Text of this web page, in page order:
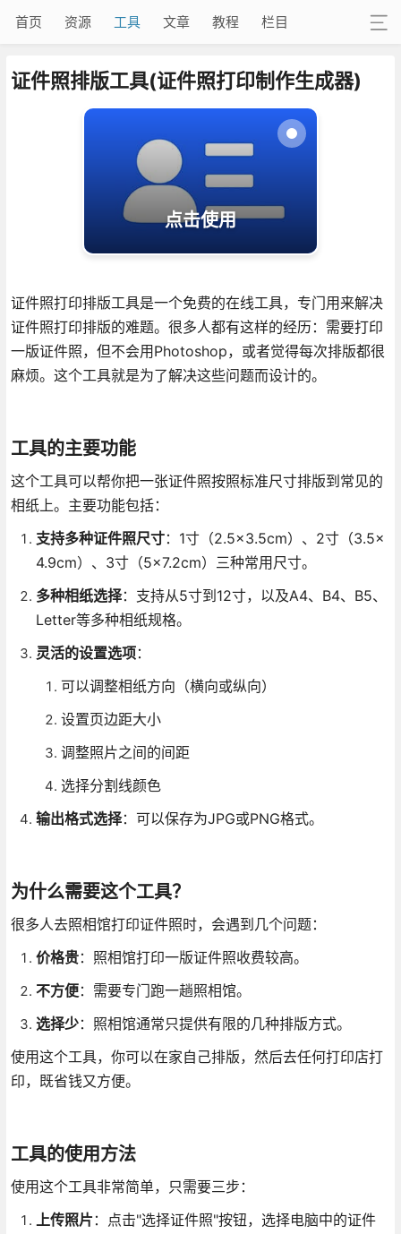
首页 资源 工具 文章 教程 栏目
证件照排版工具(证件照打印制作生成器)
点击使用
证件照打印排版工具是一个免费的在线工具，专门用来解决
证件照打印排版的难题。很多人都有这样的经历：需要打印
一版证件照，但不会用Photoshop，或者觉得每次排版都很
麻烦。这个工具就是为了解决这些问题而设计的。
工具的主要功能
这个工具可以帮你把一张证件照按照标准尺寸排版到常见的
相纸上。主要功能包括：
支持多种证件照尺寸：1寸（2.5×3.5cm）、2寸（3.5×
4.9cm）、3寸（5×7.2cm）三种常用尺寸。
多种相纸选择：支持从5寸到12寸，以及A4、B4、B5、
Letter等多种相纸规格。
灵活的设置选项：
可以调整相纸方向（横向或纵向）
设置页边距大小
调整照片之间的间距
选择分割线颜色
输出格式选择：可以保存为JPG或PNG格式。
为什么需要这个工具？
很多人去照相馆打印证件照时，会遇到几个问题：
价格贵：照相馆打印一版证件照收费较高。
不方便：需要专门跑一趟照相馆。
选择少：照相馆通常只提供有限的几种排版方式。
使用这个工具，你可以在家自己排版，然后去任何打印店打
印，既省钱又方便。
工具的使用方法
使用这个工具非常简单，只需要三步：
上传照片：点击"选择证件照"按钮，选择电脑中的证件